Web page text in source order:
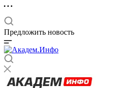
Предложить новость